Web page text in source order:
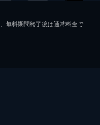
無料期間終了後は通常料金で